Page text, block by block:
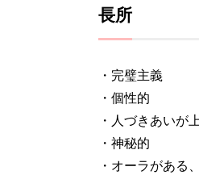
長所
・完璧主義
・個性的
・人づきあいが
・神秘的
・オーラがある